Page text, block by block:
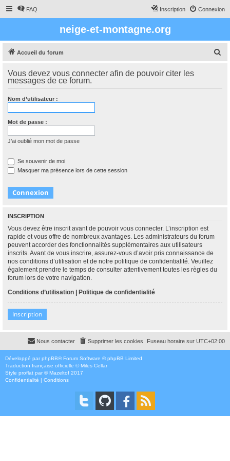
FAQ Connexion
Inscription
neige-et-montagne.org
Accueil du forum
h
Vous devez vous connecter afin de pouvoir citer les
messages de ce forum.
Nom d’utilisateur :
Mot de passe :
J’ai oublié mon mot de passe
Se souvenir de moi
Masquer ma présence lors de cette session
INSCRIPTION
Vous devez être inscrit avant de pouvoir vous connecter. L’inscription est
rapide et vous offre de nombreux avantages. Les administrateurs du forum
peuvent accorder des fonctionnalités supplémentaires aux utilisateurs
inscrits. Avant de vous inscrire, assurez-vous d’avoir pris connaissance de
nos conditions d’utilisation et de notre politique de confidentialité. Veuillez
également prendre le temps de consulter attentivement toutes les règles du
forum lors de votre navigation.
Conditions d’utilisation | Politique de confidentialité
Inscription
Fuseau horaire sur UTC+02:00
Supprimer les cookies
Nous contacter
Développé par phpBB® Forum Software © phpBB Limited
Traduction française officielle ©Miles Cellar
Style proflat par ©Mazeltof 2017
Confidentialité | Conditions